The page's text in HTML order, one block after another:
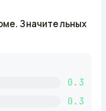
Значительных
0.3
0.3